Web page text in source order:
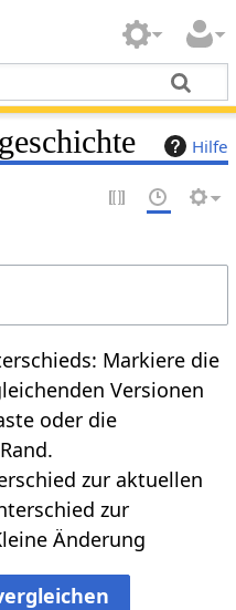
Hilfe
Markiere die
Versionen
oder die
zur aktuellen
zur
Änderung